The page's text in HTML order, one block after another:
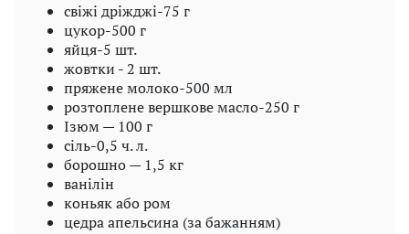
свіжі дріжджі-75 г
цукор-500 г
яйця-5 шт.
жовтки - 2 шт.
пряжене молоко-500 мл
розтоплене вершкове масло-250 г
Ізюм — 100 г
сіль-0,5 ч. л.
борошно — 1,5 кг
ванілін
коньяк або ром
цедра апельсина (за бажанням)